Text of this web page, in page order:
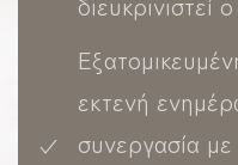
εκτενή
συνεργασία με